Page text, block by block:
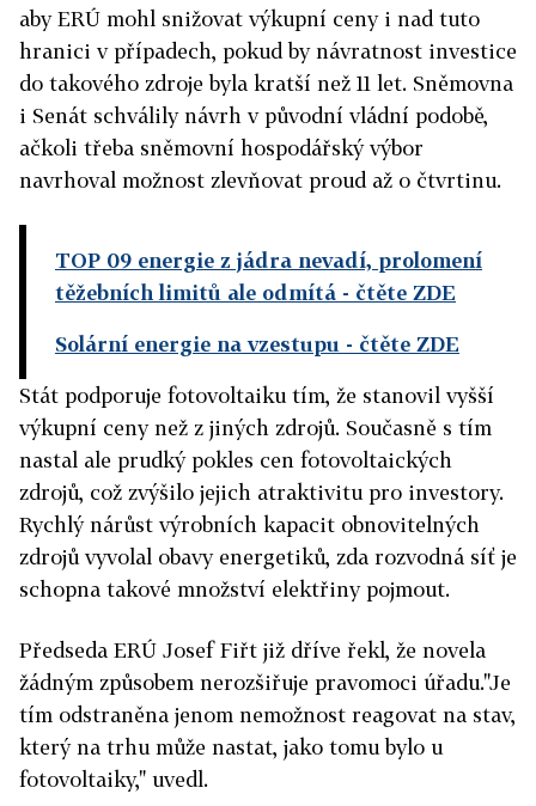
aby ERÚ mohl snižovat výkupní ceny i nad tuto
hranici v případech, pokud by návratnost investice
do takového zdroje byla kratší než 11 let. Sněmovna
i Senát schválily návrh v původní vládní podobě,
ačkoli třeba sněmovní hospodářský výbor
navrhoval možnost zlevňovat proud až o čtvrtinu.
TOP 09 energie z jádra nevadí, prolomení
těžebních limitů ale odmítá - čtěte ZDE
Solární energie na vzestupu - čtěte ZDE
Stát podporuje fotovoltaiku tím, že stanovil vyšší
výkupní ceny než z jiných zdrojů. Současně s tím
nastal ale prudký pokles cen fotovoltaických
zdrojů, což zvýšilo jejich atraktivitu pro investory.
Rychlý nárůst výrobních kapacit obnovitelných
zdrojů vyvolal obavy energetiků, zda rozvodná síť je
schopna takové množství elektřiny pojmout.
Předseda ERÚ Josef Fiřt již dříve řekl, že novela
žádným způsobem nerozšiřuje pravomoci úřadu."Je
tím odstraněna jenom nemožnost reagovat na stav,
který na trhu může nastat, jako tomu bylo u
fotovoltaiky," uvedl.